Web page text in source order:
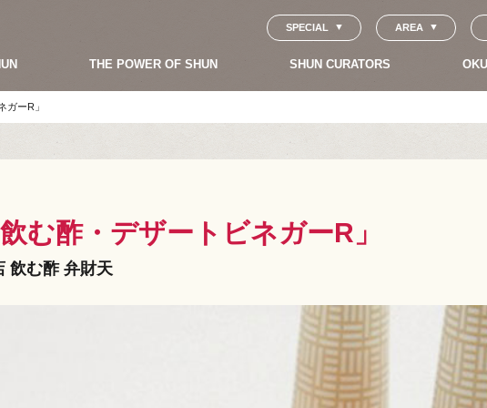
SPECIAL AREA
THE POWER OF SHUN SHUN CURATORS
ガーR」
む酢・デザートビネガーR」
飲む酢 弁財天